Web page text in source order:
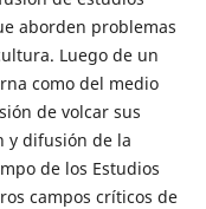
aborden problemas
Luego de un
como del medio
de volcar sus
y difusión de la
de los Estudios
campos críticos de